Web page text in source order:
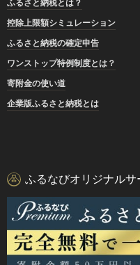
ふるさと納税とは？
控除上限額シミュレーション
ふるさと納税の確定申告
ワンストップ特例制度とは？
寄附金の使い道
企業版ふるさと納税とは
ふるなびオリジナルサ